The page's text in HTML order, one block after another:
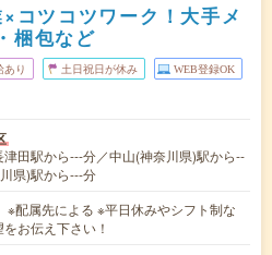
コツコツワーク！大手メ
梱包など
あり 土日祝日が休み WEB登録OK
田駅から---分／中山(神奈川県)駅から--
県)駅から---分
※配属先による ※平日休みやシフト制な
お伝え下さい！